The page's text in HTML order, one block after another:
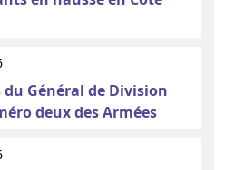
du Général de Division
deux des Armées